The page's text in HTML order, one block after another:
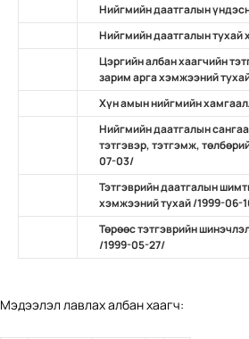
Нийгмийн даатгалын
Нийгмийн даатгалын тухай
Цэргийн албан хаагчийн
зарим арга хэмжээний
Хүн амын нийгмийн
Нийгмийн даатгалын
тэтгэвэр, тэтгэмж,
07-03/
Тэтгэврийн даатгалын
хэмжээний тухай /1999-06-
Төрөөс тэтгэврийн
/1999-05-27/
Мэдээлэл лавлах албан хаагч: